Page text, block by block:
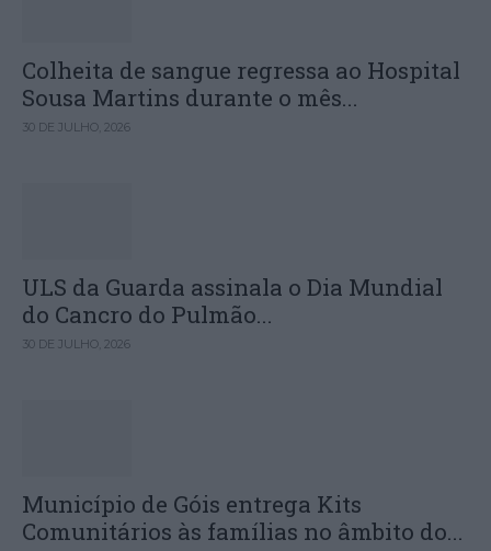
Colheita de sangue regressa ao Hospital
Sousa Martins durante o mês...
30 DE JULHO, 2026
ULS da Guarda assinala o Dia Mundial
do Cancro do Pulmão...
30 DE JULHO, 2026
Município de Góis entrega Kits
Comunitários às famílias no âmbito do...